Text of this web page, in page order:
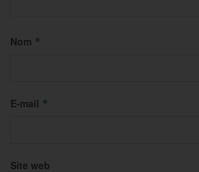
Nom *
E-mail *
Site web